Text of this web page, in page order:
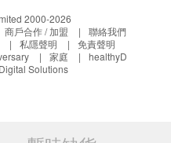
2000-2026
商戶合作 / 加盟
聯絡我們
私隱聲明
免責聲明
家庭
healthyD
Digital Solutions